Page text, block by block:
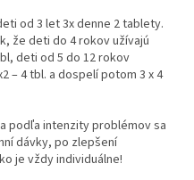
od 3 let 3x denne 2 tablety.
že deti do 4 rokov užívajú
deti od 5 do 12 rokov
– 4 tbl. a dospelí potom 3 x 4
podľa intenzity problémov sa
dávky, po zlepšení
je vždy individuálne!